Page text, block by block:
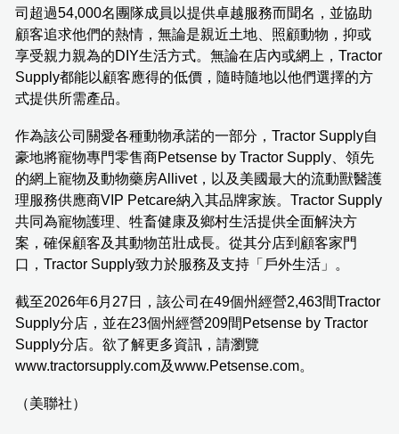
司超過54,000名團隊成員以提供卓越服務而聞名，並協助
顧客追求他們的熱情，無論是親近土地、照顧動物，抑或
享受親力親為的DIY生活方式。無論在店內或網上，Tractor
Supply都能以顧客應得的低價，隨時隨地以他們選擇的方
式提供所需產品。
作為該公司關愛各種動物承諾的一部分，Tractor Supply自
豪地將寵物專門零售商Petsense by Tractor Supply、領先
的網上寵物及動物藥房Allivet，以及美國最大的流動獸醫護
理服務供應商VIP Petcare納入其品牌家族。Tractor Supply
共同為寵物護理、牲畜健康及鄉村生活提供全面解決方
案，確保顧客及其動物茁壯成長。從其分店到顧客家門
口，Tractor Supply致力於服務及支持「戶外生活」。
截至2026年6月27日，該公司在49個州經營2,463間Tractor
Supply分店，並在23個州經營209間Petsense by Tractor
Supply分店。欲了解更多資訊，請瀏覽
www.tractorsupply.com及www.Petsense.com。
（美聯社）